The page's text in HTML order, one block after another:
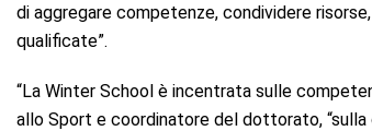
di aggregare competenze, condividere
qualificate”.
“La Winter School è incentrata sulle
allo Sport e coordinatore del dottorato, “sulla